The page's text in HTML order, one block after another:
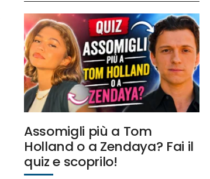
Assomigli più a Tom
Holland o a Zendaya? Fai il
quiz e scoprilo!